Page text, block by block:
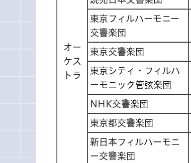
オー
ケス
トラ
東京フィルハーモニー
交響楽団
東京交響楽団
東京シティ・フィルハ
ーモニック管弦楽団
NHK交響楽団
東京都交響楽団
新日本フィルハーモニ
ー交響楽団